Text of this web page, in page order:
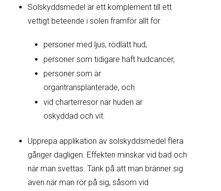
Solskyddsmedel är ett komplement till ett
vettigt beteende i solen framför allt för
personer med ljus, rödlätt hud,
personer som tidigare haft hudcancer,
personer som är
organtransplanterade, och
vid charterresor när huden är
oskyddad och vit.
Upprepa applikation av solskyddsmedel flera
gånger dagligen. Effekten minskar vid bad och
när man svettas. Tänk på att man bränner sig
även när man rör på sig, såsom vid